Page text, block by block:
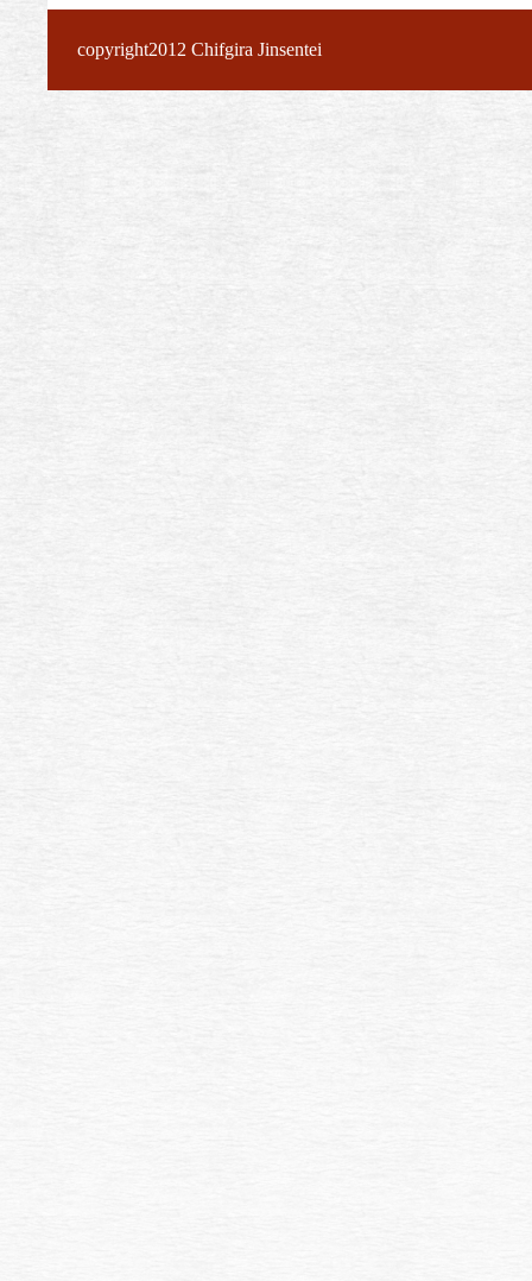
copyright2012 Chifgira Jinsentei